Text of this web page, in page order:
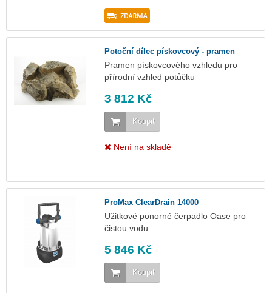
Potoční dílec pískovcový - pramen
Pramen pískovcového vzhledu pro
přírodní vzhled potůčku
3 812 Kč
Koupit
Není na skladě
ProMax ClearDrain 14000
Užitkové ponorné čerpadlo Oase pro
čistou vodu
5 846 Kč
Koupit